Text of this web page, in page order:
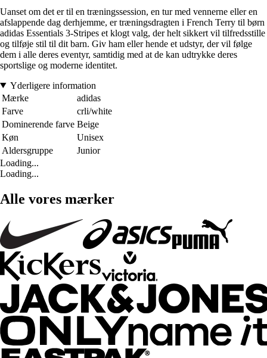
Uanset om det er til en træningssession, en tur med vennerne eller en
afslappende dag derhjemme, er træningsdragten i French Terry til børn
adidas Essentials 3-Stripes et klogt valg, der helt sikkert vil tilfredsstille
og tilføje stil til dit barn. Giv ham eller hende et udstyr, der vil følge
dem i alle deres eventyr, samtidig med at de kan udtrykke deres
sportslige og moderne identitet.
Yderligere information
Mærke
adidas
Farve
crli/white
Dominerende farve Beige
Køn
Unisex
Aldersgruppe
Junior
Loading...
Loading...
Alle vores mærker